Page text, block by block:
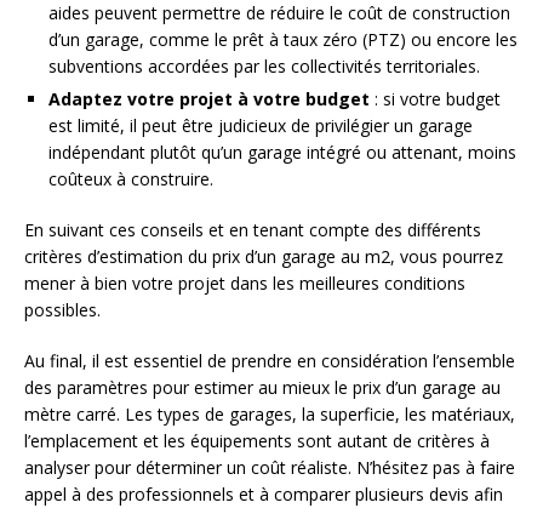
aides peuvent permettre de réduire le coût de construction
d’un garage, comme le prêt à taux zéro (PTZ) ou encore les
subventions accordées par les collectivités territoriales.
Adaptez votre projet à votre budget : si votre budget
est limité, il peut être judicieux de privilégier un garage
indépendant plutôt qu’un garage intégré ou attenant, moins
coûteux à construire.
En suivant ces conseils et en tenant compte des différents
critères d’estimation du prix d’un garage au m2, vous pourrez
mener à bien votre projet dans les meilleures conditions
possibles.
Au final, il est essentiel de prendre en considération l’ensemble
des paramètres pour estimer au mieux le prix d’un garage au
mètre carré. Les types de garages, la superficie, les matériaux,
l’emplacement et les équipements sont autant de critères à
analyser pour déterminer un coût réaliste. N’hésitez pas à faire
appel à des professionnels et à comparer plusieurs devis afin